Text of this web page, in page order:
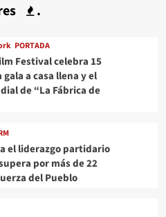
.
PORTADA
Festival celebra 15
a casa llena y el
de “La Fábrica de
el liderazgo partidario
por más de 22
del Pueblo